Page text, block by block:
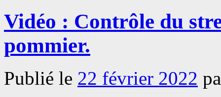
Vidéo : Contrôle du
pommier.
Publié le 22 février 2022